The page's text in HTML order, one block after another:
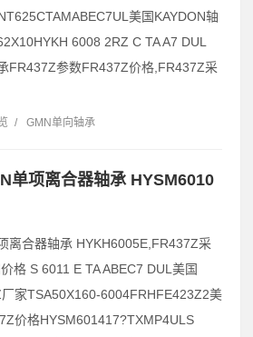
美国KAYDON轴
6008 2RZ C TA A7 DUL
FR437Z参数FR437Z价格,FR437Z采
/ GMN单向轴承
单项离合器轴承 HYSM6010
离合器轴承 HYKH6005E,FR437Z采
格 S 6011 E TA ABEC7 DUL美国
家TSA50X160-6004FRHFE423Z2美
价格HYSM601417?TXMP4ULS